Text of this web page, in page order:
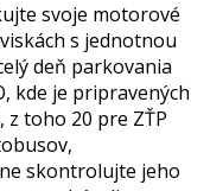
svoje motorové
s jednotnou
deň parkovania
kde je pripravených
z toho 20 pre ZŤP
skontrolujte jeho